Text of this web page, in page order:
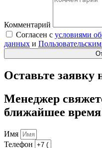
Комментарий
Согласен с условиями
данных и
Оставьте заявку
Менеджер
ближайшее
Имя
Телефон